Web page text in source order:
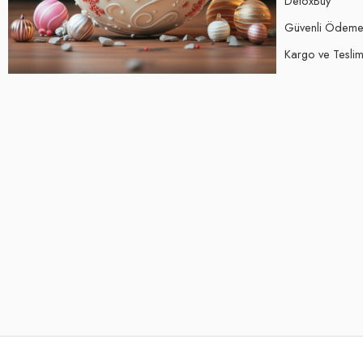
Güvenli Ödeme
Kargo ve